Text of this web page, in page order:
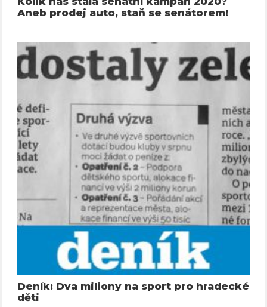
Aneb prodej auto, staň se senátorem!
Deník: Dva miliony na sport pro hradecké
děti